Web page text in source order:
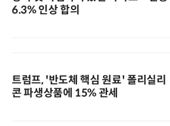
6.3% 인상 합의
트럼프, '반도체 핵심 원료' 폴리실리
콘 파생상품에 15% 관세